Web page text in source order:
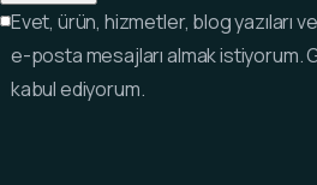
Evet, ürün, hizmetler, blog yazıları
e-posta mesajları almak istiyorum.
kabul ediyorum.